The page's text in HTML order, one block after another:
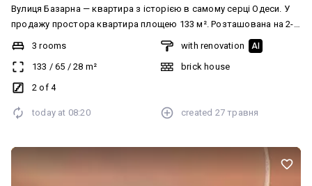
Вулиця Базарна — квартира з історією в самому серці Одеси. У
продажу простора квартира площею 133 м². Розташована на 2-
му поверсі 4-поверхового будинку в історичному центрі Одеси. З
вікон відкривається гарний краєвид на старе місто та тихий
затишний двір. Планування квартири: — простора кухня-їдальня
— дві окремі спальні — велика світла вітальня — просторий
господарська кімната У квартирі виконано якісний ремонт у
антикварними меблями та необхідною побутовою технікою —
великий балкон — встановлено генератор для безперебійної
3 rooms
133 /65 /28 m²
2 of 4
with renovation AI
brick house
today at 08:20 created 27 травня